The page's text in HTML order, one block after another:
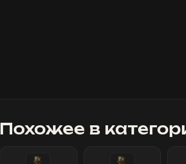
Похожее в